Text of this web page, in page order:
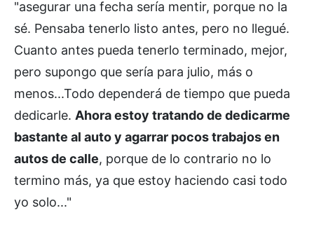
"asegurar una fecha sería mentir, porque no la
sé. Pensaba tenerlo listo antes, pero no llegué.
Cuanto antes pueda tenerlo terminado, mejor,
pero supongo que sería para julio, más o
menos...Todo dependerá de tiempo que pueda
dedicarle. Ahora estoy tratando de dedicarme
bastante al auto y agarrar pocos trabajos en
autos de calle, porque de lo contrario no lo
termino más, ya que estoy haciendo casi todo
yo solo..."